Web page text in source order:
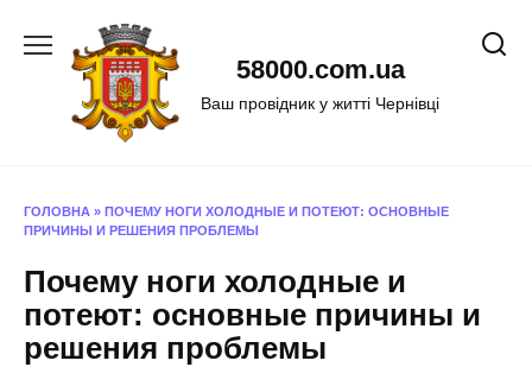
58000.com.ua
Ваш провідник у житті Чернівці
ГОЛОВНА » ПОЧЕМУ НОГИ ХОЛОДНЫЕ И ПОТЕЮТ: ОСНОВНЫЕ
ПРИЧИНЫ И РЕШЕНИЯ ПРОБЛЕМЫ
Почему ноги холодные и
потеют: основные причины и
решения проблемы